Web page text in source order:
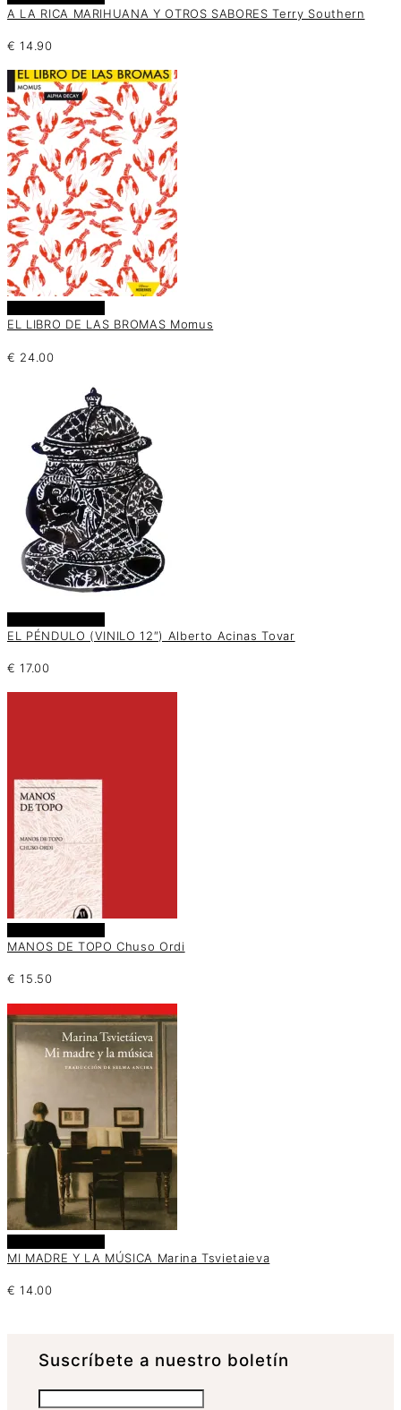
A LA RICA MARIHUANA Y OTROS SABORES Terry Southern
€ 14.90
EL LIBRO DE LAS BROMAS Momus
€ 24.00
EL PÉNDULO (VINILO 12″) Alberto Acinas Tovar
€ 17.00
MANOS DE TOPO Chuso Ordi
€ 15.50
MI MADRE Y LA MÚSICA Marina Tsvietaieva
€ 14.00
Suscrí­bete a nuestro boletín